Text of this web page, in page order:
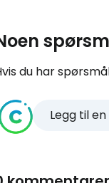
du har
Legg til